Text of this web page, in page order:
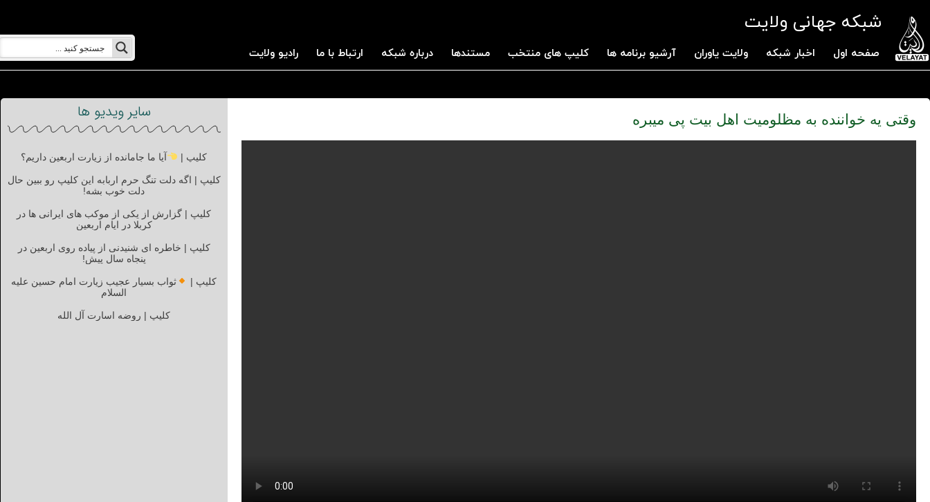
شبکه جهانی ولایت
صفحه اول اخبار شبکه ولایت یاوران آرشیو برنامه ها کلیپ های منتخب مستندها درباره شبکه ارتباط با ما رادیو ولایت
وقتی یه خواننده به مظلومیت اهل بیت پی میبره سایر ویدیو ها
کلیپ | آیا ما جامانده از زیارت اربعین داریم؟
کلیپ | اگه دلت تنگ حرم اربابه این کلیپ رو ببین حال
دلت خوب بشه!
کلیپ | گزارش از یکی از موکب های ایرانی ها در
کربلا در ایام اربعین
کلیپ | خاطره ای شنیدنی از پیاده روی اربعین در
پنجاه سال پیش!
کلیپ |
ثواب بسیار عجیب زیارت امام حسین علیه
السلام
کلیپ | روضه اسارت آل الله